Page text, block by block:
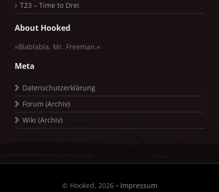
T23 – Time to Drei
About Hooked
»Blablabla, Mr. Freeman.«
Meta
Datenschutzerklärung
Forum (Archiv)
Wiki (Archiv)
© Hooked, 2026 • Impressum